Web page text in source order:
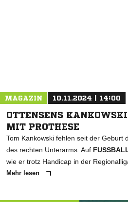
MAGAZIN 10.11.2024 | 14:00
OTTENSENS
MIT PROTHESE
Tom Kankowski fehlen seit der Geburt
des rechten Unterarms. Auf
wie er trotz Handicap in der
Mehr lesen